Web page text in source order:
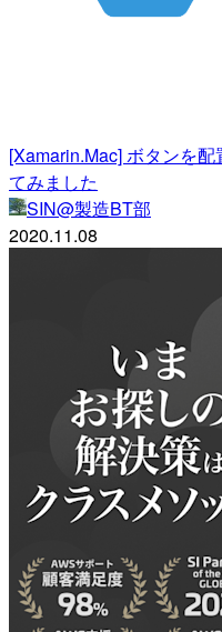
[Xamarin.Mac] ボタンを
てみました
SIN@製造BT部
2020.11.08